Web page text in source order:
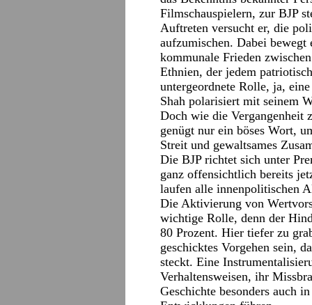
Filmschauspielern, zur BJP
Auftreten versucht er, die
aufzumischen. Dabei
kommunale Frieden
Ethnien, der jedem
untergeordnete Rolle, ja,
Shah polarisiert mit seinem
Doch wie die Vergangenheit
genügt nur ein böses Wort,
Streit und gewaltsames
Die BJP richtet sich unter
ganz offensichtlich bereits
laufen alle innenpolitischen
Die Aktivierung von
wichtige Rolle, denn der
80 Prozent. Hier tiefer zu
geschicktes Vorgehen sein,
steckt. Eine
Verhaltensweisen, ihr
Geschichte besonders auch